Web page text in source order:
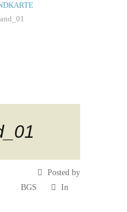
Posted by
BGS
In